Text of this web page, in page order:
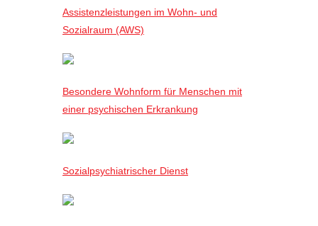
Assistenzleistungen im Wohn- und
Sozialraum (AWS)
Besondere Wohnform für Menschen mit
einer psychischen Erkrankung
Sozialpsychiatrischer Dienst